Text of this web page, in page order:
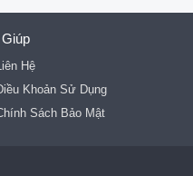
Hệ
Khoản Sử Dụng
Sách Bảo Mật